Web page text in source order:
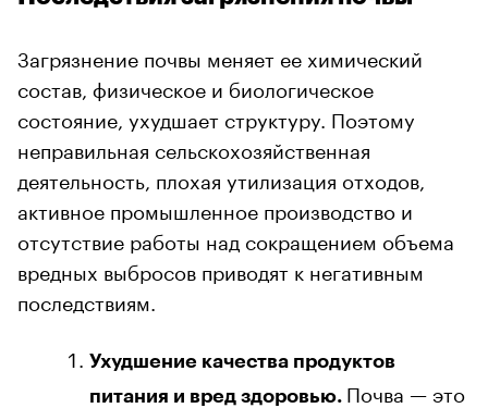
Загрязнение почвы меняет ее химический
состав, физическое и биологическое
состояние, ухудшает структуру. Поэтому
неправильная сельскохозяйственная
деятельность, плохая утилизация отходов,
активное промышленное производство и
отсутствие работы над сокращением объема
вредных выбросов приводят к негативным
последствиям.
Ухудшение качества продуктов
питания и вред здоровью. Почва — это